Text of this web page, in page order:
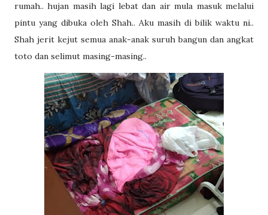
rumah.. hujan masih lagi lebat dan air mula masuk melalui
pintu yang dibuka oleh Shah.. Aku masih di bilik waktu ni..
Shah jerit kejut semua anak-anak suruh bangun dan angkat
toto dan selimut masing-masing..